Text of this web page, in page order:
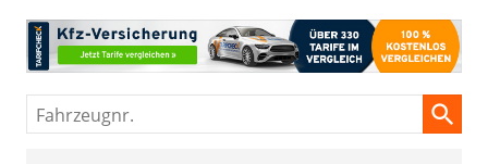
Fahrzeugnr.